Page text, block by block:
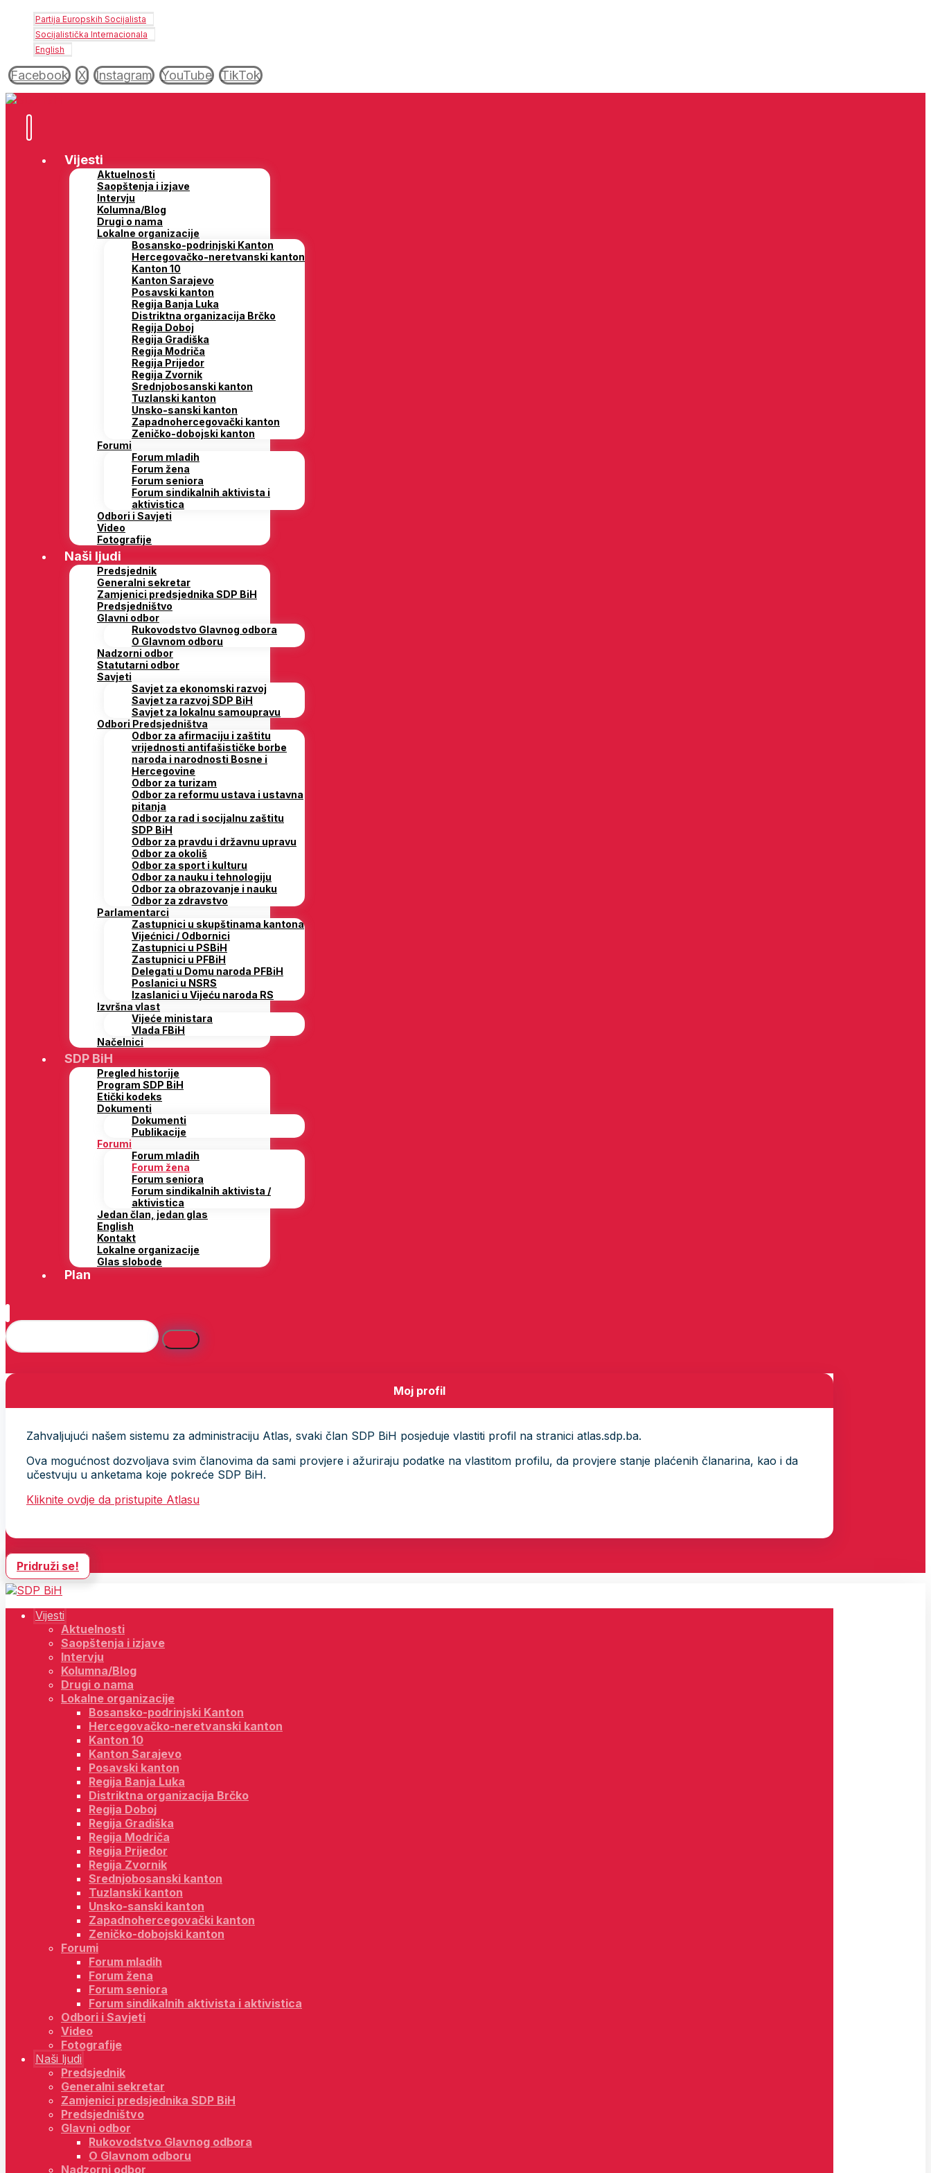
Partija Europskih Socijalista
Socijalistička Internacionala
English
Facebook X Instagram YouTube TikTok
Vijesti
Aktuelnosti
Saopštenja i izjave
Intervju
Kolumna/Blog
Drugi o nama
Lokalne organizacije
Bosansko-podrinjski Kanton
Hercegovačko-neretvanski kanton
Kanton 10
Kanton Sarajevo
Posavski kanton
Regija Banja Luka
Distriktna organizacija Brčko
Regija Doboj
Regija Gradiška
Regija Modriča
Regija Prijedor
Regija Zvornik
Srednjobosanski kanton
Tuzlanski kanton
Unsko-sanski kanton
Zapadnohercegovački kanton
Zeničko-dobojski kanton
Forumi
Forum mladih
Forum žena
Forum seniora
Forum sindikalnih aktivista i
aktivistica
Odbori i Savjeti
Video
Fotografije
Naši ljudi
Predsjednik
Generalni sekretar
Zamjenici predsjednika SDP BiH
Predsjedništvo
Glavni odbor
Rukovodstvo Glavnog odbora
O Glavnom odboru
Nadzorni odbor
Statutarni odbor
Savjeti
Savjet za ekonomski razvoj
Savjet za razvoj SDP BiH
Savjet za lokalnu samoupravu
Odbori Predsjedništva
Odbor za afirmaciju i zaštitu
vrijednosti antifašističke borbe
naroda i narodnosti Bosne i
Hercegovine
Odbor za turizam
Odbor za reformu ustava i ustavna
pitanja
Odbor za rad i socijalnu zaštitu
SDP BiH
Odbor za pravdu i državnu upravu
Odbor za okoliš
Odbor za sport i kulturu
Odbor za nauku i tehnologiju
Odbor za obrazovanje i nauku
Odbor za zdravstvo
Parlamentarci
Zastupnici u skupštinama kantona
Vijećnici / Odbornici
Zastupnici u PSBiH
Zastupnici u PFBiH
Delegati u Domu naroda PFBiH
Poslanici u NSRS
Izaslanici u Vijeću naroda RS
Izvršna vlast
Vijeće ministara
Vlada FBiH
Načelnici
SDP BiH
Pregled historije
Program SDP BiH
Etički kodeks
Dokumenti
Dokumenti
Publikacije
Forumi
Forum mladih
Forum žena
Forum seniora
Forum sindikalnih aktivista /
aktivistica
Jedan član, jedan glas
English
Kontakt
Lokalne organizacije
Glas slobode
Plan
Moj profil
Zahvaljujući našem sistemu za administraciju Atlas, svaki član SDP BiH posjeduje vlastiti profil na stranici atlas.sdp.ba.
Ova mogućnost dozvoljava svim članovima da sami provjere i ažuriraju podatke na vlastitom profilu, da provjere stanje plaćenih članarina, kao i da
učestvuju u anketama koje pokreće SDP BiH.
Kliknite ovdje da pristupite Atlasu
Pridruži se!
Vijesti
Aktuelnosti
Saopštenja i izjave
Intervju
Kolumna/Blog
Drugi o nama
Lokalne organizacije
Bosansko-podrinjski Kanton
Hercegovačko-neretvanski kanton
Kanton 10
Kanton Sarajevo
Posavski kanton
Regija Banja Luka
Distriktna organizacija Brčko
Regija Doboj
Regija Gradiška
Regija Modriča
Regija Prijedor
Regija Zvornik
Srednjobosanski kanton
Tuzlanski kanton
Unsko-sanski kanton
Zapadnohercegovački kanton
Zeničko-dobojski kanton
Forumi
Forum mladih
Forum žena
Forum seniora
Forum sindikalnih aktivista i aktivistica
Odbori i Savjeti
Video
Fotografije
Naši ljudi
Predsjednik
Generalni sekretar
Zamjenici predsjednika SDP BiH
Predsjedništvo
Glavni odbor
Rukovodstvo Glavnog odbora
O Glavnom odboru
Nadzorni odbor